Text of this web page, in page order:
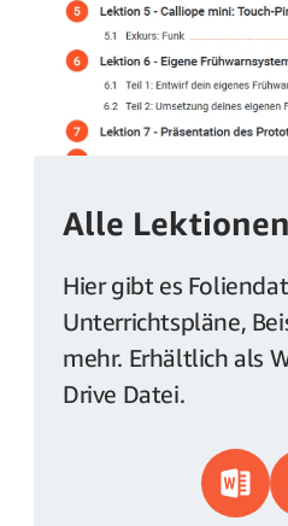
Alle Lektionen
Hier gibt es
Unterrichtspläne,
mehr. Erhältlich als
Drive Datei.